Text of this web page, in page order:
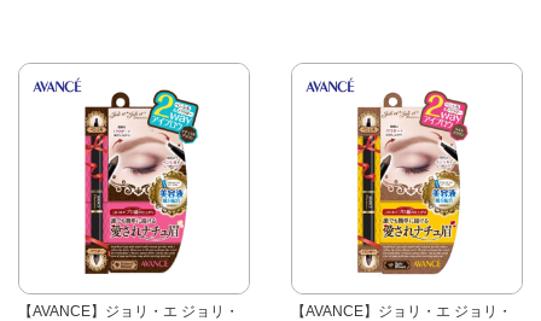
【AVANCE】ジョリ・エ ジョリ・
【AVANCE】ジョリ・エ ジョリ・